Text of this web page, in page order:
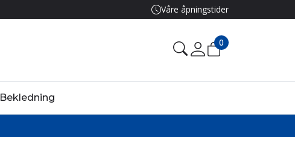
Våre åpningstider
0
Bekledning